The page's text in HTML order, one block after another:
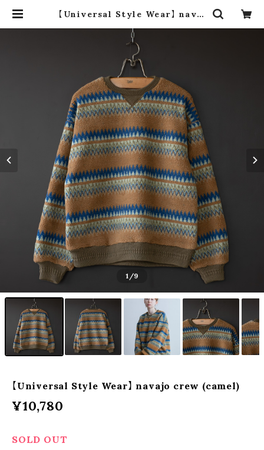
【Universal Style Wear】 navaj
1 /9
【Universal Style Wear】 navajo crew (camel)
¥10,780
SOLD OUT